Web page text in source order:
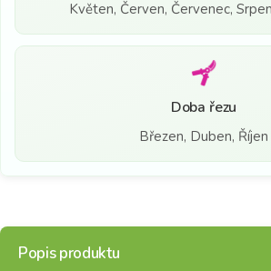
Květen, Červen, Červenec,
Doba řezu
Březen, Duben, Říjen
Popis produktu